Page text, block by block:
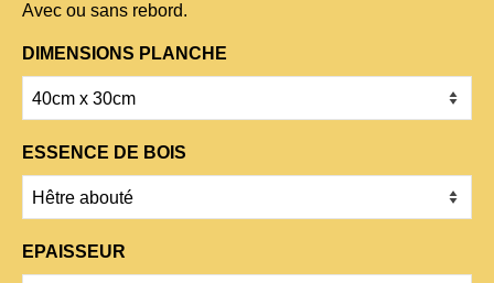
Avec ou sans rebord.
DIMENSIONS PLANCHE
ESSENCE DE BOIS
EPAISSEUR